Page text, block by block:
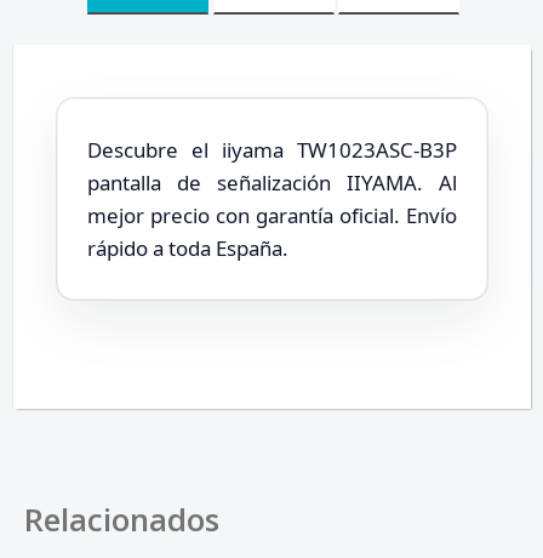
Descubre el iiyama TW1023ASC-B3P
pantalla de señalización IIYAMA. Al
mejor precio con garantía oficial. Envío
rápido a toda España.
Relacionados